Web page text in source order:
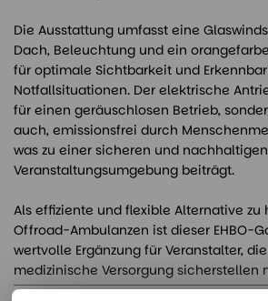
Die Ausstattung umfasst eine
Dach, Beleuchtung und ein
für optimale Sichtbarkeit und
Notfallsituationen. Der elektrische
für einen geräuschlosen Betrieb,
auch, emissionsfrei durch
was zu einer sicheren und nachhaltigen
Veranstaltungsumgebung beiträgt.
Als effiziente und flexible Alternative
Offroad-Ambulanzen ist dieser EHBO-
wertvolle Ergänzung für Veranstalter,
medizinische Versorgung sicherstellen